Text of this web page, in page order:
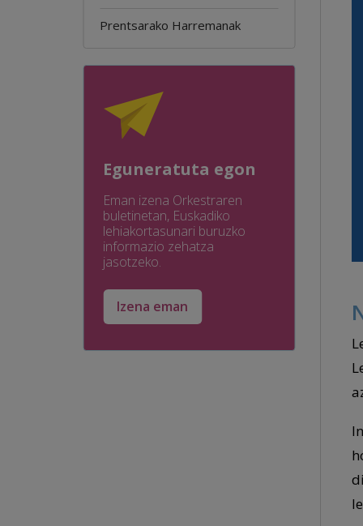
Prentsarako Harremanak
Eguneratuta egon
Eman izena Orkestraren
buletinetan, Euskadiko
lehiakortasunari buruzko
informazio zehatza
jasotzeko.
Izena eman